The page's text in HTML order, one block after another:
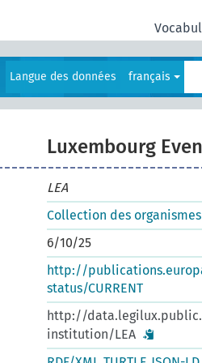
Langue des données français
Luxembourg
LEA
Collection des
6/10/25
http://
status/CURRENT
http://
institution/LEA